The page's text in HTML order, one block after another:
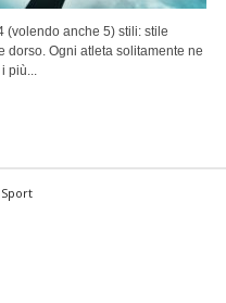
(volendo anche 5) stili: stile
dorso. Ogni atleta solitamente ne